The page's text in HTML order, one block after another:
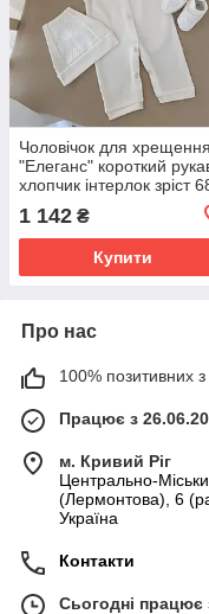
Чоловічок для хрещення
"Елеганс" короткий
хлопчик інтерлок зріст
Молочний
1 142 ₴
Купити
Про нас
100% позитивних з
Працює з
м. Кривий Ріг
Центрально-
(Лермонтова), 6
Україна
Контакти
Сьогодні працює